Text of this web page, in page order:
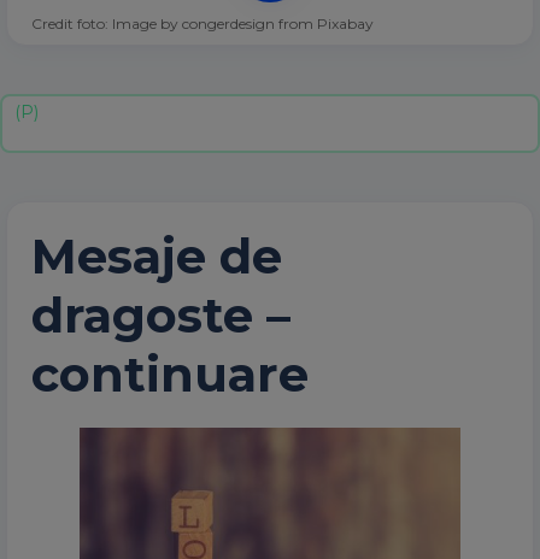
Credit foto: Image by congerdesign from Pixabay
Mesaje de
dragoste –
continuare